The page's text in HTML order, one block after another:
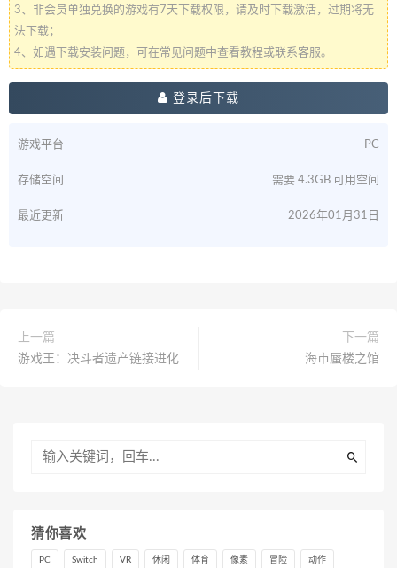
3、非会员单独兑换的游戏有7天下载权限，请及时下载激活，过期将无
法下载；
4、如遇下载安装问题，可在常见问题中查看教程或联系客服。
登录后下载
游戏平台 PC
存储空间 需要 4.3GB 可用空间
最近更新 2026年01月31日
上一篇
游戏王：决斗者遗产链接进化
下一篇
海市蜃楼之馆
猜你喜欢
PC Switch VR 休闲 体育 像素 冒险 动作